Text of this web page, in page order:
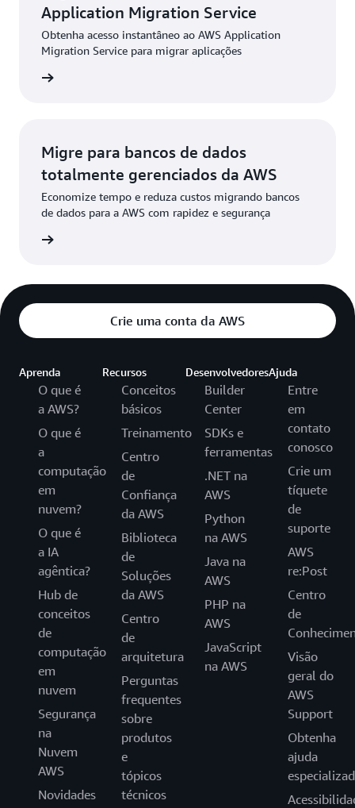
Application Migration Service
Obtenha acesso instantâneo ao AWS Application
Migration Service para migrar aplicações
Migre para bancos de dados
totalmente gerenciados da AWS
Economize tempo e reduza custos migrando bancos
de dados para a AWS com rapidez e segurança
Crie uma conta da AWS
Aprenda
O que é
a AWS?
O que é
a
computação
em
nuvem?
O que é
a IA
agêntica?
Hub de
conceitos
de
computação
em
nuvem
Segurança
na
Nuvem
AWS
Novidades
Recursos
Conceitos
básicos
Treinamento
Centro
de
Confiança
da AWS
Biblioteca
de
Soluções
da AWS
Centro
de
arquitetura
Perguntas
frequentes
sobre
produtos
e
tópicos
técnicos
Desenvolvedores
Builder
Center
SDKs e
ferramentas
.NET na
AWS
Python
na AWS
Java na
AWS
PHP na
AWS
JavaScript
na AWS
Ajuda
Entre
em
contato
conosco
Crie um
tíquete
de
suporte
AWS
re:Post
Centro
de
Visão
geral do
AWS
Support
Obtenha
ajuda